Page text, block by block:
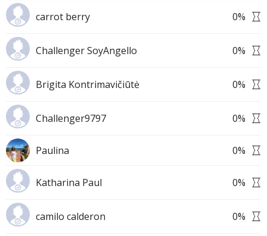
carrot berry 0%
Challenger SoyAngello 0%
Brigita Kontrimavičiūtė 0%
Challenger9797 0%
Paulina 0%
Katharina Paul 0%
camilo calderon 0%